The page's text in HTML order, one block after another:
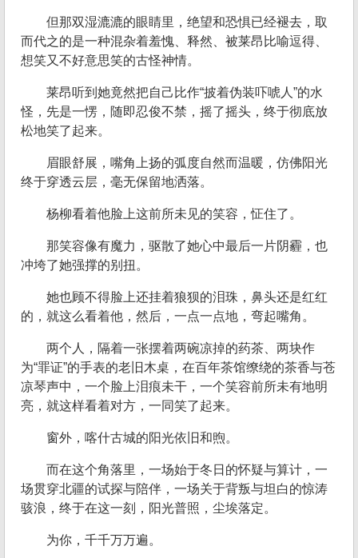
但那双湿漉漉的眼睛里，绝望和恐惧已经褪去，取
而代之的是一种混杂着羞愧、释然、被莱昂比喻逗得、
想笑又不好意思笑的古怪神情。
莱昂听到她竟然把自己比作“披着伪装吓唬人”的水
怪，先是一愣，随即忍俊不禁，摇了摇头，终于彻底放
松地笑了起来。
眉眼舒展，嘴角上扬的弧度自然而温暖，仿佛阳光
终于穿透云层，毫无保留地洒落。
杨柳看着他脸上这前所未见的笑容，怔住了。
那笑容像有魔力，驱散了她心中最后一片阴霾，也
冲垮了她强撑的别扭。
她也顾不得脸上还挂着狼狈的泪珠，鼻头还是红红
的，就这么看着他，然后，一点一点地，弯起嘴角。
两个人，隔着一张摆着两碗凉掉的药茶、两块作
为“罪证”的手表的老旧木桌，在百年茶馆缭绕的茶香与苍
凉琴声中，一个脸上泪痕未干，一个笑容前所未有地明
亮，就这样看着对方，一同笑了起来。
窗外，喀什古城的阳光依旧和煦。
而在这个角落里，一场始于冬日的怀疑与算计，一
场贯穿北疆的试探与陪伴，一场关于背叛与坦白的惊涛
骇浪，终于在这一刻，阳光普照，尘埃落定。
为你，千千万万遍。